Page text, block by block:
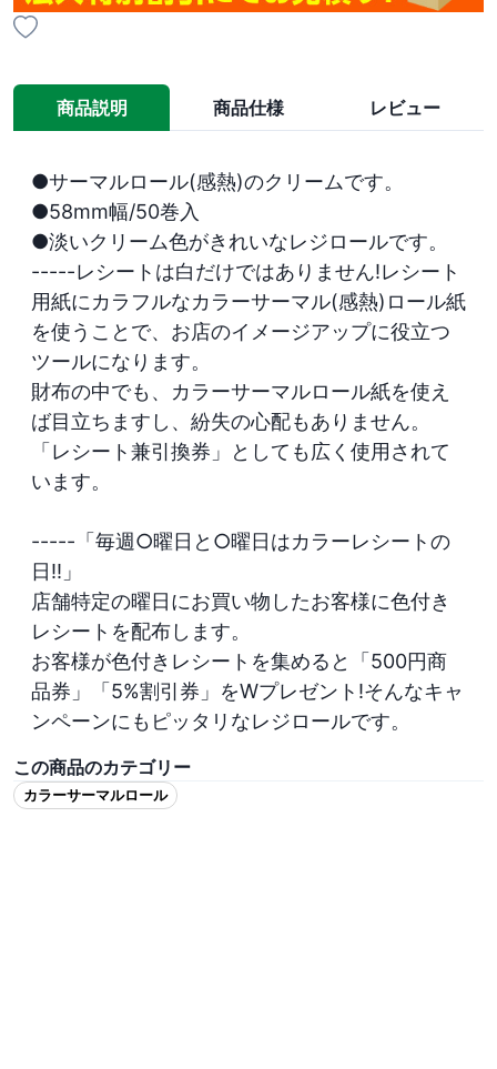
商品説明 商品仕様 レビュー
●サーマルロール(感熱)のクリームです。
●58mm幅/50巻入
●淡いクリーム色がきれいなレジロールです。
-----レシートは白だけではありません!レシート
用紙にカラフルなカラーサーマル(感熱)ロール紙
を使うことで、お店のイメージアップに役立つ
ツールになります。
財布の中でも、カラーサーマルロール紙を使え
ば目立ちますし、紛失の心配もありません。
「レシート兼引換券」としても広く使用されて
います。
-----「毎週○曜日と○曜日はカラーレシートの
日!!」
店舗特定の曜日にお買い物したお客様に色付き
レシートを配布します。
お客様が色付きレシートを集めると「500円商
品券」「5%割引券」をWプレゼント!そんなキャ
この商品のカテゴリー
カラーサーマルロール